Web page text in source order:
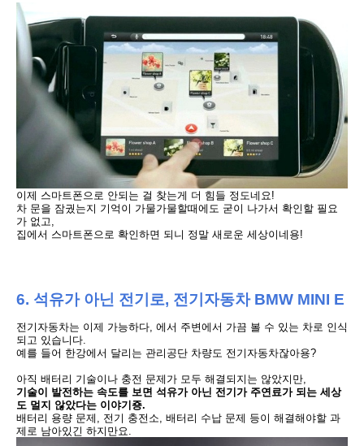
이제 스마트폰으로 안되는 걸 찾는게 더 힘들 정도네요!
차 문을 잠궜는지 기억이 가물가물할때에도 굳이 나가서 확인할 필요
가 없고,
집에서 스마트폰으로 확인하면 되니 정 말 새로운 세상이네용!
6. 석유가 아닌 전기로, 전기자동차 BMW MINI E
전기자동차는 이제 가능하다, 에서 주변에서 가끔 볼 수 있는 차로 인식
되고 있습니다.
예를 들어 한강에서 달리는 관리공단 차량도 전기자동차잖아용?
아직 배터리 기술이나 충전 문제가 모두 해결되지는 않았지만,
기술이 발전하는 속도를 보면 석유가 아닌 전기가 주연료가 되는 세상
도 멀지 않았다는 이야기죵.
배터리 용량 문제, 전기 충전소, 배터리 수납 문제 등이 해결해야할 과
제로 남아있긴 하지만요.